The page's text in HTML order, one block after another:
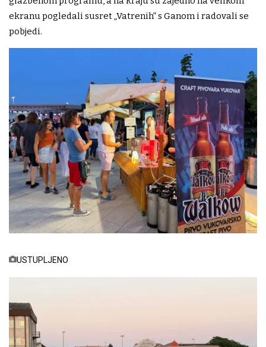
ekranu pogledali susret „Vatrenih” s Ganom i radovali se
pobjedi.
USTUPLJENO